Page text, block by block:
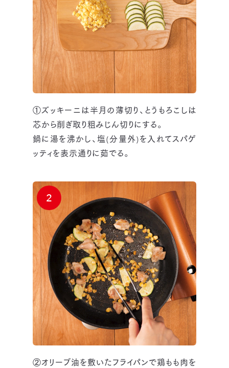
①ズッキーニは半月の薄切り、とうもろこしは
芯から削ぎ取り粗みじん切りにする。
鍋に湯を沸かし、塩(分量外)を入れてスパゲ
ッティを表示通りに茹でる。
②オリーブ油を敷いたフライパンで鶏もも肉を
2